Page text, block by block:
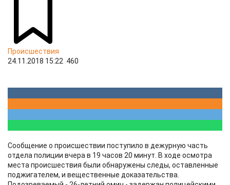
Происшествия
24.11.2018 15:22 460
Сообщение о происшествии поступило в дежурную часть
отдела полиции вчера в 19 часов 20 минут. В ходе осмотра
места происшествия были обнаружены следы, оставленные
поджигателем, и вещественные доказательства.